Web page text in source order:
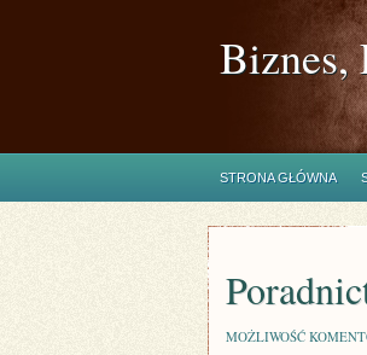
Biznes,
STRONA GŁÓWNA
MOŻLIWOŚĆ